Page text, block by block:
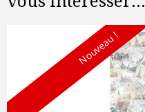
Nouveau !